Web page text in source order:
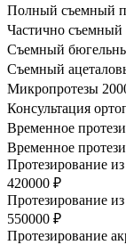
Полный съемный
Частично съемный
Съемный
Съемный
Микропротезы
Консультация
Временное
Временное
Протезирование
420000 ₽
Протезирование
550000 ₽
Протезирование